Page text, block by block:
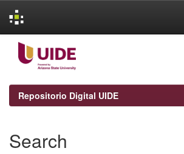
navigation
Repositorio Digital UIDE
Search